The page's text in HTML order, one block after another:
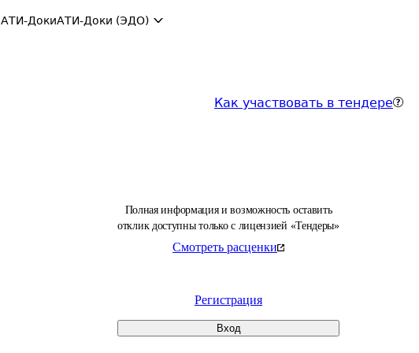
АТИ-ДокиАТИ-Доки (ЭДО)
Как участвовать в тендере
Полная информация и возможность оставить
отклик доступны только с лицензией «Тендеры»
Смотреть расценки
Регистрация
Вход